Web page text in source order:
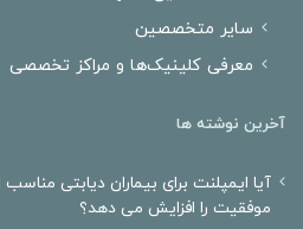
سایر متخصصین
معرفی کلینیک‌ها و مراکز تخصصی
آخرین نوشته ها
آیا ایمپلنت برای بیماران دیابتی
موفقیت را افزایش می دهد؟